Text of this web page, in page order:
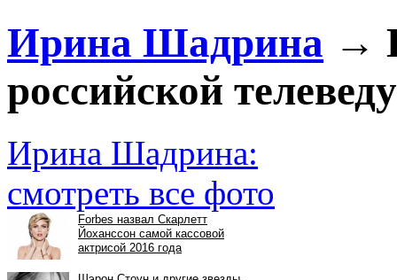
Ирина Шадрина →
российской
Ирина Шадрина:
смотреть все фото